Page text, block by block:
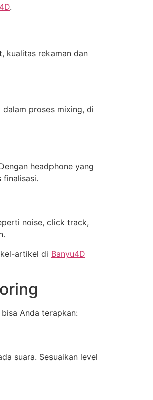
.
kualitas rekaman dan
proses mixing, di
headphone yang
finalisasi.
noise, click track,
artikel di Banyu4D
Anda terapkan:
suara. Sesuaikan level